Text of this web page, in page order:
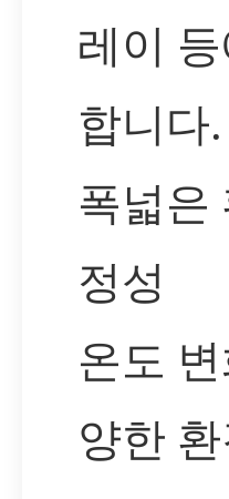
레이
합니다.
폭넓은
정성
온도
양한